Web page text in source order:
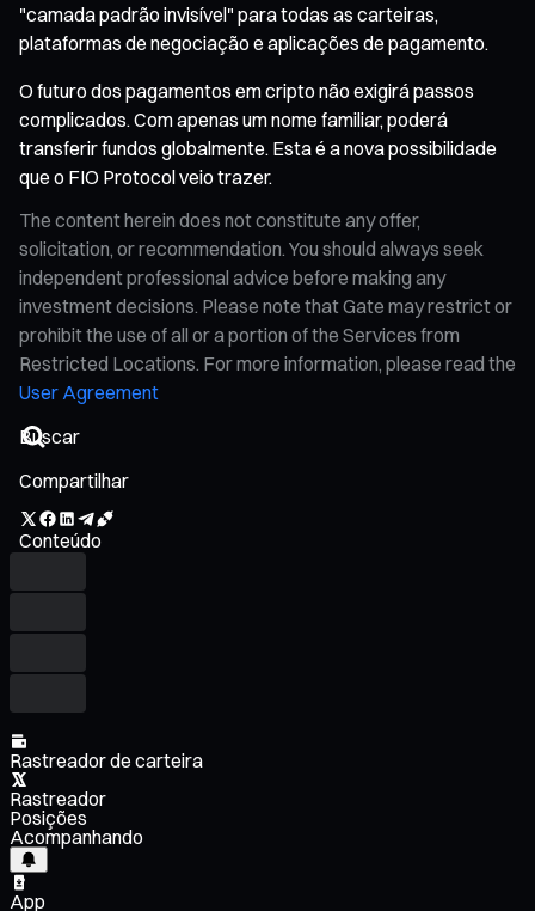
"camada padrão invisível" para todas as carteiras,
plataformas de negociação e aplicações de pagamento.
O futuro dos pagamentos em cripto não exigirá passos
complicados. Com apenas um nome familiar, poderá
transferir fundos globalmente. Esta é a nova possibilidade
que o FIO Protocol veio trazer.
The content herein does not constitute any offer,
solicitation, or recommendation. You should always seek
independent professional advice before making any
investment decisions. Please note that Gate may restrict or
prohibit the use of all or a portion of the Services from
Restricted Locations. For more information, please read the
User Agreement
Compartilhar
Conteúdo
Rastreador de carteira
Rastreador
Posições
Acompanhando
App